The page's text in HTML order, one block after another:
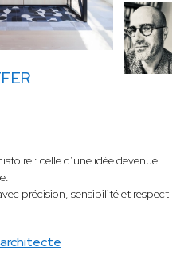
: celle d’une idée devenue
précision, sensibilité et respect